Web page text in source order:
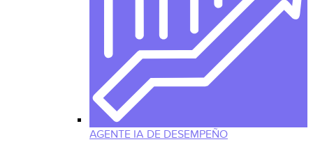
AGENTE IA DE DESEMPEÑO